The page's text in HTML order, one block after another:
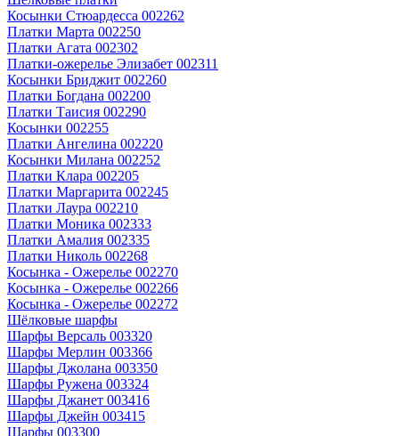
Косынки Стюардесса 002262
Платки Марта 002250
Платки Агата 002302
Платки-ожерелье Элизабет 002311
Косынки Бриджит 002260
Платки Богдана 002200
Платки Таисия 002290
Косынки 002255
Платки Ангелина 002220
Косынки Милана 002252
Платки Клара 002205
Платки Маргарита 002245
Платки Лаура 002210
Платки Моника 002333
Платки Амалия 002335
Платки Николь 002268
Косынка - Ожерелье 002270
Косынка - Ожерелье 002266
Косынка - Ожерелье 002272
Шёлковые шарфы
Шарфы Версаль 003320
Шарфы Мерлин 003366
Шарфы Джолана 003350
Шарфы Ружена 003324
Шарфы Джанет 003416
Шарфы Джейн 003415
Шарфы 003300